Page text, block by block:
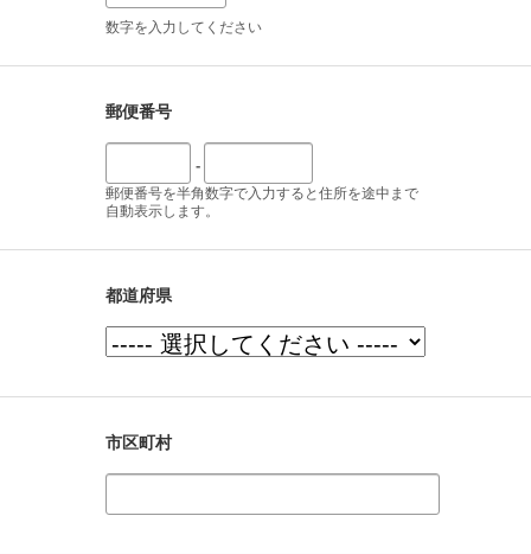
数字を入力してください
郵便番号
-
郵便番号を半角数字で入力すると住所を途中まで
自動表示します。
都道府県
市区町村